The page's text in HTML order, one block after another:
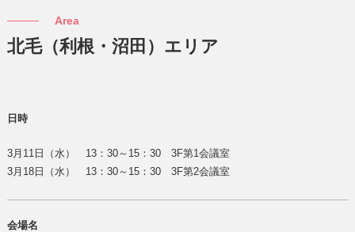
Area
北毛（利根・沼田）エリア
日時
3月11日（水） 13：30～15：30 3F第1会議室
3月18日（水） 13：30～15：30 3F第2会議室
会場名